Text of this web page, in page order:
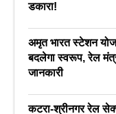
डकारा!
अमृत भारत स्टेशन
बदलेगा स्वरूप, रेल
जानकारी
कटरा-श्रीनगर रेल